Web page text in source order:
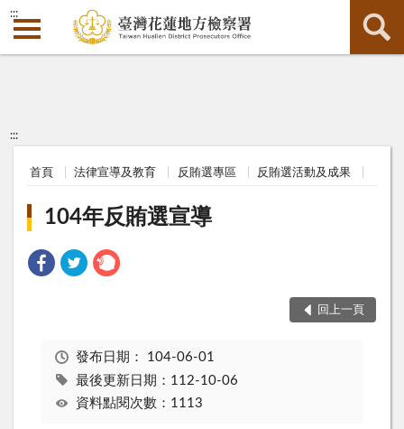
:::
:::
首頁 法律宣導及教育 反賄選專區 反賄選活動及成果
104年反賄選宣導
回上一頁
發布日期： 104-06-01
最後更新日期：112-10-06
資料點閱次數：1113